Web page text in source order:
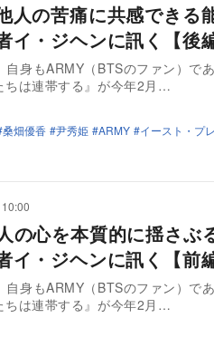
人の苦痛に共感できる
イ・ジヘンに訊く【後
自身もARMY（BTSのファン）で
は連帯する』が今年2月…
桑畑優香 尹秀姫 ARMY イースト・プ
の心を本質的に揺さぶ
イ・ジヘンに訊く【前
自身もARMY（BTSのファン）で
は連帯する』が今年2月…